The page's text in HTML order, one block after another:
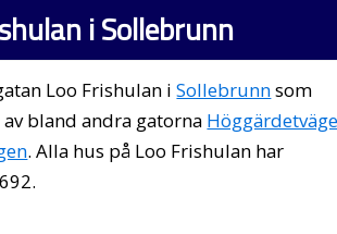
i Sollebrunn
Loo Frishulan iSollebrunnsom
bland andra gatorna
. Alla hus på Loo Frishulan har